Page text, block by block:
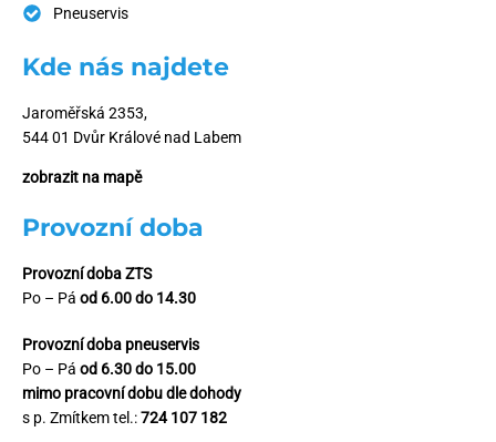
Pneuservis
Kde nás najdete
Jaroměřská 2353,
544 01 Dvůr Králové nad Labem
zobrazit na mapě
Provozní doba
Provozní doba ZTS
Po – Pá od 6.00 do 14.30
Provozní doba pneuservis
Po – Pá od 6.30 do 15.00
mimo pracovní dobu dle dohody
s p. Zmítkem tel.:724 107 182